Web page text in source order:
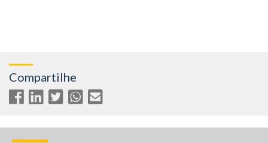
Compartilhe